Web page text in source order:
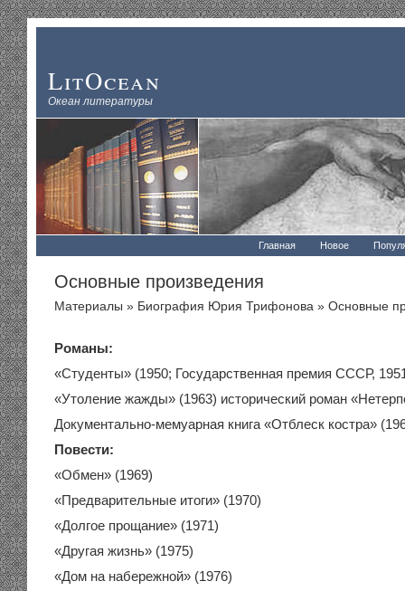
LitOcean
Океан литературы
Главная Новое
Основные произведения
Материалы » Биография Юрия Трифонова » Основные
Романы:
«Студенты» (1950; Государственная премия СССР,
«Утоление жажды» (1963) исторический роман
Документально-мемуарная книга «Отблеск костра»
Повести:
«Обмен» (1969)
«Предварительные итоги» (1970)
«Долгое прощание» (1971)
«Другая жизнь» (1975)
«Дом на набережной» (1976)